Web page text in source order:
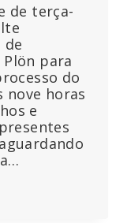
de terça-
de
para
do
nove horas
e